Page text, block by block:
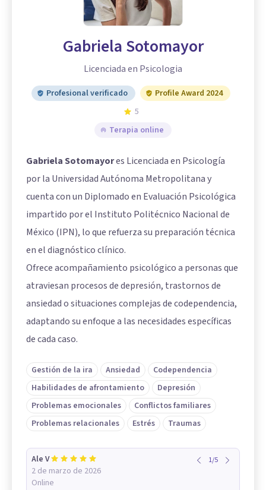
Gabriela Sotomayor
Licenciada en Psicologia
Profesional verificado
Profile Award 2024
5
Terapia online
Gabriela Sotomayores Licenciada en Psicología
por la Universidad Autónoma Metropolitana y
cuenta con un Diplomado en Evaluación Psicológica
impartido por el Instituto Politécnico Nacional de
México (IPN), lo que refuerza su preparación técnica
en el diagnóstico clínico.
Ofrece acompañamiento psicológico a personas que
atraviesan procesos de depresión, trastornos de
ansiedad o situaciones complejas de codependencia,
adaptando su enfoque a las necesidades específicas
de cada caso.
Gestión de la ira Ansiedad
Codependencia
Habilidades de afrontamiento
Depresión
Problemas emocionales
Conflictos familiares
Problemas relacionales
Estrés Traumas
Ale V
2 de marzo de 2026
Online
1/5